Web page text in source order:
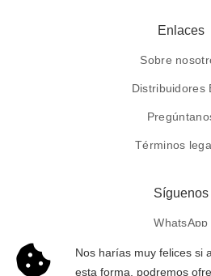
Enlaces
Sobre
Distribuidores
Términos
Síguenos
WhatsApp
Facebook
Nos harías muy felices si
esta forma, podremos